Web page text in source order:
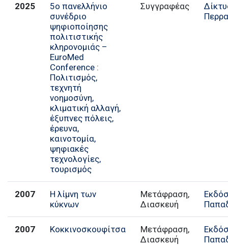
2025
5ο πανελλήνιο
συνέδριο
ψηφιοποίησης
πολιτιστικής
κληρονομιάς –
EuroMed
Conference :
Πολιτισμός,
τεχνητή
νοημοσύνη,
κλιματική αλλαγή,
έξυπνες πόλεις,
έρευνα,
καινοτομία,
ψηφιακές
τεχνολογίες,
τουρισμός
Συγγραφέας
2007
Η λίμνη των
κύκνων
Μετάφραση,
Διασκευή
2007 Κοκκινοσκουφίτσα
Μετάφραση,
Διασκευή